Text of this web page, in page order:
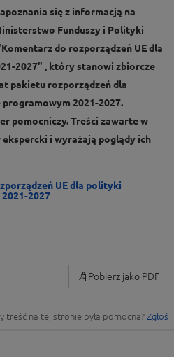
się z informacją na
Funduszy i Polityki
do rozporządzeń UE dla
2027" , który stanowi zbiorcze
pakietu rozporządzeń dla
2021-2027.
pomocniczy. Treści zawarte w
i wyrażają poglądy ich
UE dla polityki
2027
Pobierz jako PDF
treść na tej stronie była pomocna? Zgłoś